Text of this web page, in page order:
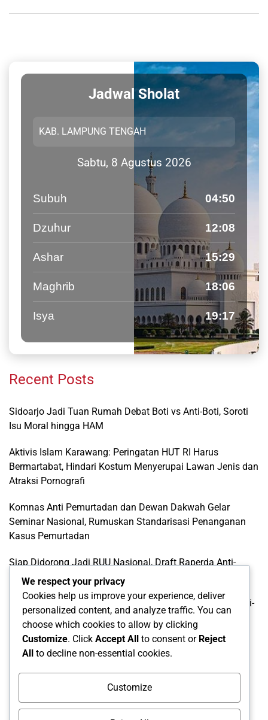
Jadwal Sholat
Sabtu, 8 Agustus 2026
Subuh 04:50
Dzuhur 12:08
Ashar 15:29
Maghrib 18:06
Isya 19:17
Recent Posts
Sidoarjo Jadi Tuan Rumah Debat Boti vs Anti-Boti, Soroti
Isu Moral hingga HAM
Aktivis Islam Karawang: Peringatan HUT RI Harus
Bermartabat, Hindari Kostum Menyerupai Lawan Jenis dan
Atraksi Pornografi
Komnas Anti Pemurtadan dan Dewan Dakwah Gelar
Seminar Nasional, Rumuskan Standarisasi Penanganan
Kasus Pemurtadan
Siap Didorong Jadi RUU Nasional, Draft Raperda Anti-
LGBTQ+ Karawang Diterima Ust. Roinul Balad
Wujud Kontribusi Karawang: Cetuskan Draft Raperda Anti-
L68TQ+ Hingga Tingkat Pusat
Categories
We respect your privacy
Cookies help us improve your experience, deliver
personalized content, and analyze traffic. You can
choose which cookies to allow by clicking
Customize. Click Accept All to consent or Reject
All to decline non-essential cookies.
Customize